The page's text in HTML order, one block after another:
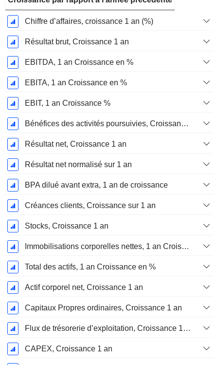
Chiffre d’affaires, croissance 1 an (%)
Résultat brut, Croissance 1 an
EBITDA, 1 an Croissance en %
EBITA, 1 an Croissance en %
EBIT, 1 an Croissance %
Bénéfices des activités poursuivies, Croissance 1 an
Résultat net, Croissance 1 an
Résultat net normalisé sur 1 an
BPA dilué avant extra, 1 an de croissance
Créances clients, Croissance sur 1 an
Stocks, Croissance 1 an
Immobilisations corporelles nettes, 1 an Croissance
Total des actifs, 1 an Croissance en %
Actif corporel net, Croissance 1 an
Capitaux Propres ordinaires, Croissance 1 an
Flux de trésorerie d’exploitation, Croissance 1 an
CAPEX, Croissance 1 an